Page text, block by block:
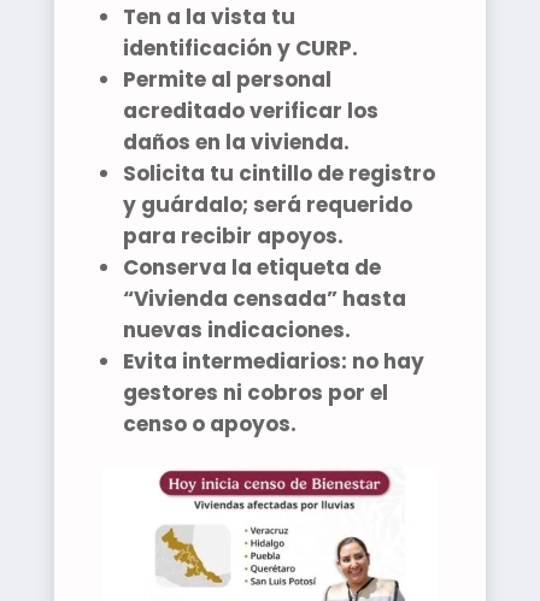
Ten a la vista tu
identificación y CURP.
Permite al personal
acreditadoverificar los
daños en la vivienda.
Solicita tu cintillo de registro
y guárdalo; será requerido
para recibir apoyos.
Conserva la etiqueta de
“Vivienda censada”hasta
nuevas indicaciones.
Evita intermediarios: no hay
gestores ni cobros por el
censo o apoyos.